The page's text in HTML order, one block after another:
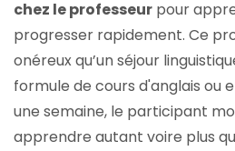
chez le professeur pour
progresser rapidement. Ce
onéreux qu’un séjour
formule de cours d'anglais ou
une semaine, le participant
apprendre autant voire plus